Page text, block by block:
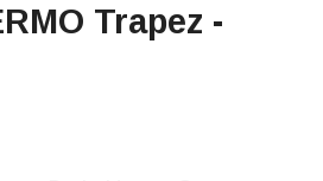
Trapez -